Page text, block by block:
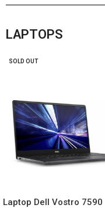
LAPTOPS
SOLD OUT
Laptop Dell Vostro 7590